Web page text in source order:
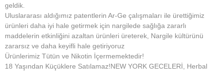
geldik.
Uluslararası aldığımız patentlerin Ar-Ge çalışmaları ile ürettiğimiz
ürünleri daha iyi hale getirmek için nargilede sağlığa zararlı
maddelerin etkinliğini azaltan ürünleri üreterek, Nargile kültürünü
zararsız ve daha keyifli hale getiriyoruz
Ürünlerimiz Tütün ve Nikotin İçermemektedir!
18 Yaşından Küçüklere Satılamaz!NEW YORK GECELERİ, Herbal